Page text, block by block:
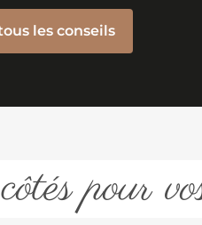
les conseils
pour